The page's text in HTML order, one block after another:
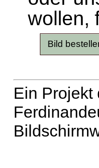
wollen,
Ein Projekt